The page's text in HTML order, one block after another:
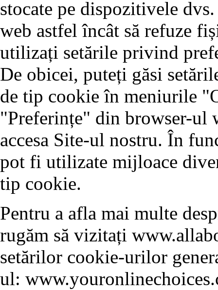
stocate pe dispozitivele
web astfel încât să refuze
utilizați setările privind
De obicei, puteți găsi
de tip cookie în meniurile
"Preferințe" din browser-ul
accesa Site-ul nostru. În
pot fi utilizate mijloace
tip cookie.
Pentru a afla mai multe
rugăm să vizitați
setărilor cookie-urilor
ul: